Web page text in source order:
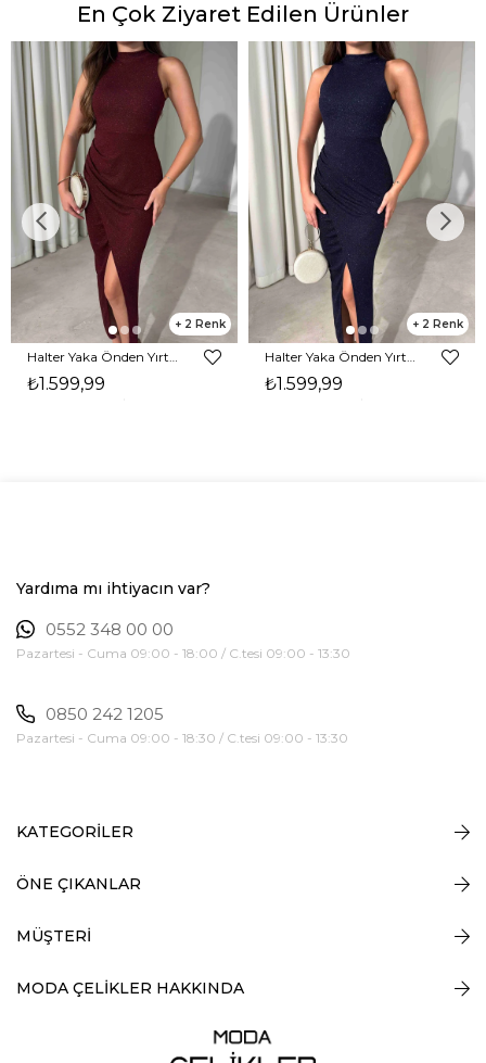
En Çok Ziyaret Edilen Ürünler
2
Halter Yaka Önden Yırtmaçlı Midi Boy Bordo Hasre Kadın Elbise 26Y502
₺1.599,99
2
Halter Yaka Önden Yırtmaçlı Midi Boy Lacivert Hasre Kadın Elbise 26Y502
₺1.599,99
Yardıma mı ihtiyacın var?
0552 348 00 00
Pazartesi - Cuma 09:00 - 18:00 / C.tesi 09:00 - 13:30
0850 242 1205
Pazartesi - Cuma 09:00 - 18:30 / C.tesi 09:00 - 13:30
KATEGORİLER
ÖNE ÇIKANLAR
MÜŞTERİ
MODA ÇELİKLER HAKKINDA